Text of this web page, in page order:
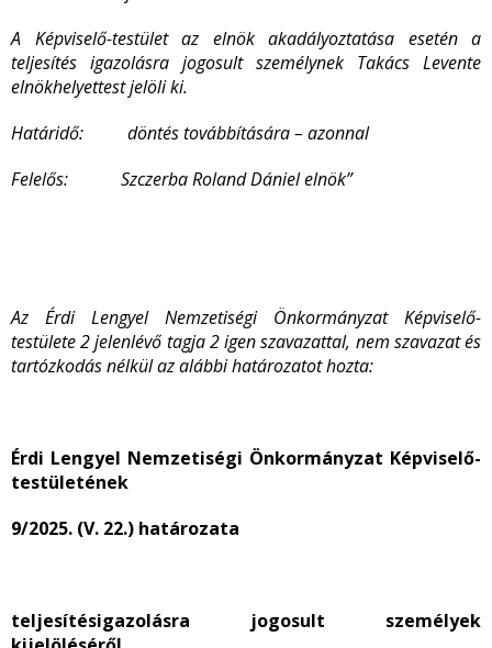
A Képviselő-testület az elnök akadályoztatása esetén a
teljesítés igazolásra jogosult személynek Takács Levente
elnökhelyettest jelöli ki.
Határidő: döntés továbbítására – azonnal
Felelős: Szczerba Roland Dánielelnök”
Az Érdi Lengyel Nemzetiségi Önkormányzat Képviselő-
testülete 2 jelenlévő tagja 2 igen szavazattal, nem szavazat és
tartózkodás nélkül az alábbi határozatot hozta:
Érdi Lengyel Nemzetiségi Önkormányzat Képviselő-
testületének
9/2025. (V. 22.) határozata
teljesítésigazolásra jogosult személyek